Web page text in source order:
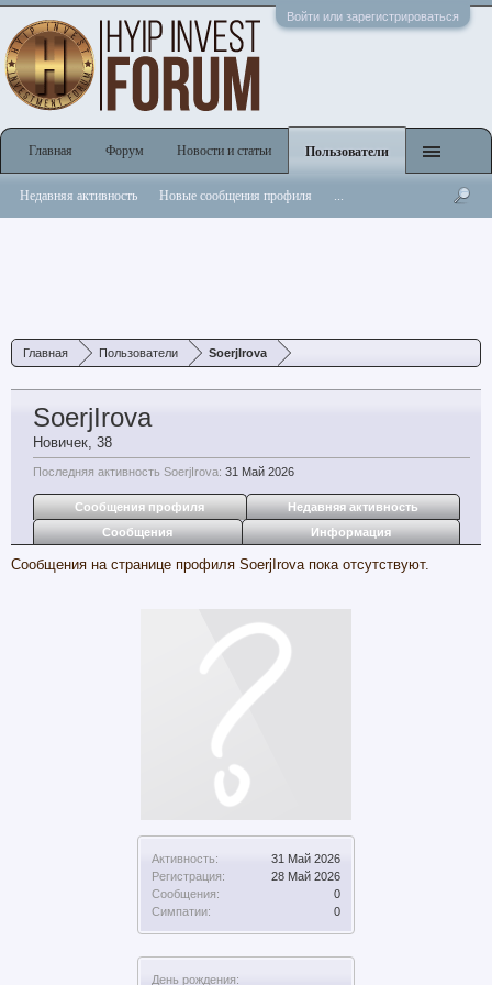
Войти или зарегистрироваться
Главная Пользователи SoerjIrova
Активность:
31 Май 2026
Регистрация:
28 Май 2026
Сообщения:
0
Симпатии:
0
День рождения:
SoerjIrova
Новичек, 38
Последняя активность SoerjIrova: 31 Май 2026
Сообщения профиля
Недавняя активность
Сообщения
Информация
Сообщения на странице профиля SoerjIrova пока отсутствуют.
Главная Форум Новости и статьи Пользователи
Недавняя активность Новые сообщения профиля ...